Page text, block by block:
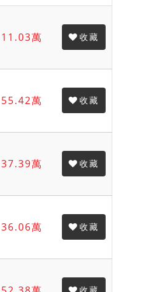
11.03萬 收藏
55.42萬 收藏
37.39萬 收藏
36.06萬 收藏